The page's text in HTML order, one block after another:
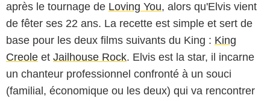
après le tournage de Loving You, alors qu'Elvis vient
de fêter ses 22 ans. La recette est simple et sert de
base pour les deux films suivants du King : King
Creole et Jailhouse Rock. Elvis est la star, il incarne
un chanteur professionnel confronté à un souci
(familial, économique ou les deux) qui va rencontrer